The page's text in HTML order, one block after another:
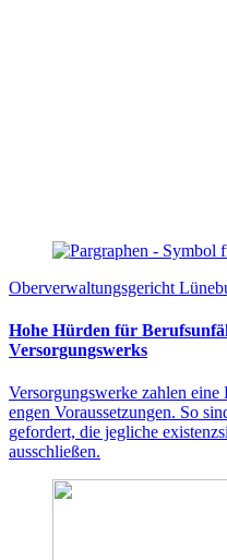
Oberverwaltungsgericht
Hohe Hürden für
Versorgungswerks
Versorgungswerke zahlen
engen Voraussetzungen. So
gefordert, die jegliche
ausschließen.